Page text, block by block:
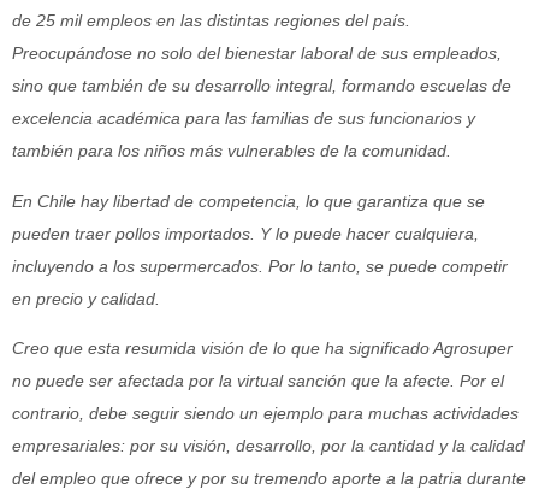
de 25 mil empleos en las distintas regiones del país.
Preocupándose no solo del bienestar laboral de sus empleados,
sino que también de su desarrollo integral, formando escuelas de
excelencia académica para las familias de sus funcionarios y
también para los niños más vulnerables de la comunidad.
En Chile hay libertad de competencia, lo que garantiza que se
pueden traer pollos importados. Y lo puede hacer cualquiera,
incluyendo a los supermercados. Por lo tanto, se puede competir
en precio y calidad.
Creo que esta resumida visión de lo que ha significado Agrosuper
no puede ser afectada por la virtual sanción que la afecte. Por el
contrario, debe seguir siendo un ejemplo para muchas actividades
empresariales: por su visión, desarrollo, por la cantidad y la calidad
del empleo que ofrece y por su tremendo aporte a la patria durante